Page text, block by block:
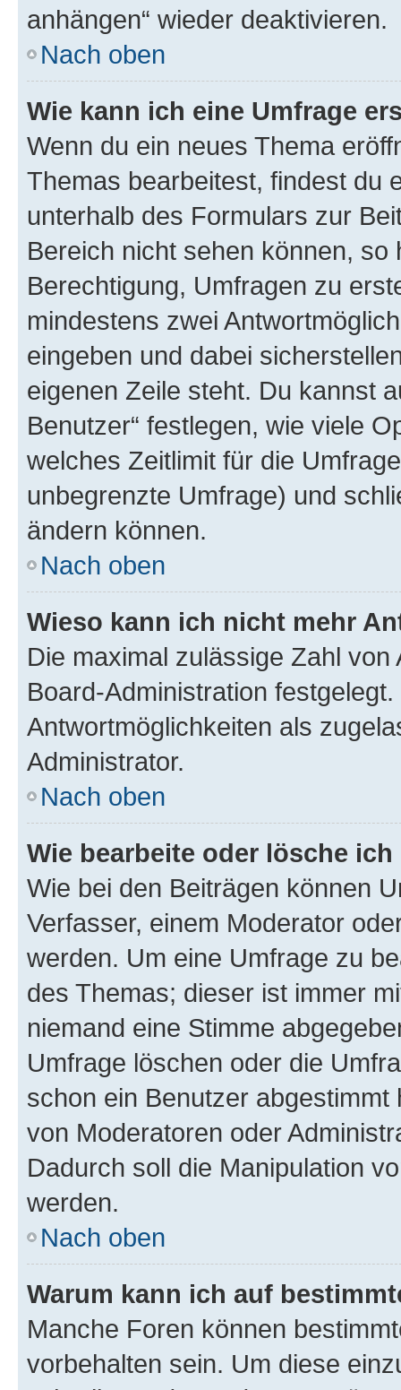
anhängen“ wieder deaktivieren.
Nach oben
Wie kann ich eine Umfrage
Wenn du ein neues Thema
Themas bearbeitest, findest du
unterhalb des Formulars zur
Bereich nicht sehen können,
Berechtigung, Umfragen zu
mindestens zwei
eingeben und dabei
eigenen Zeile steht. Du kannst
Benutzer“ festlegen, wie viele
welches Zeitlimit für die
unbegrenzte Umfrage) und
ändern können.
Nach oben
Wieso kann ich nicht mehr
Die maximal zulässige Zahl
Board-Administration
Antwortmöglichkeiten als
Administrator.
Nach oben
Wie bearbeite oder lösche
Wie bei den Beiträgen können
Verfasser, einem Moderator
werden. Um eine Umfrage zu
des Themas; dieser ist immer
niemand eine Stimme
Umfrage löschen oder die
schon ein Benutzer
von Moderatoren oder
Dadurch soll die Manipulation
werden.
Nach oben
Warum kann ich auf
Manche Foren können
vorbehalten sein. Um diese